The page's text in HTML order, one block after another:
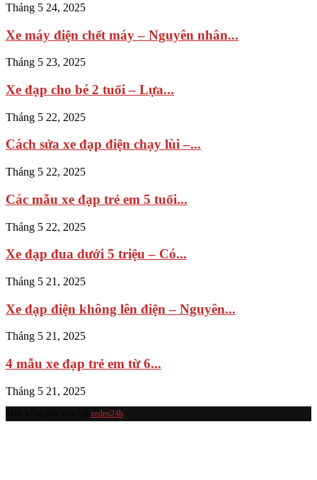
Tháng 5 24, 2025
Xe máy điện chết máy – Nguyên nhân...
Tháng 5 23, 2025
Xe đạp cho bé 2 tuổi – Lựa...
Tháng 5 22, 2025
Cách sửa xe đạp điện chạy lùi –...
Tháng 5 22, 2025
Các mẫu xe đạp trẻ em 5 tuổi...
Tháng 5 22, 2025
Xe đạp đua dưới 5 triệu – Có...
Tháng 5 21, 2025
Xe đạp điện không lên điện – Nguyên...
Tháng 5 21, 2025
4 mẫu xe đạp trẻ em từ 6...
Tháng 5 21, 2025
xedep24h